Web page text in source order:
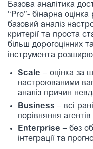
Базова аналітика
“Pro”- бінарна
базовий аналіз
критерії та проста
більш дорогоцінних
інструмента
Scale – оцінка за
настроюваними
аналіз причин
Business – всі
порівняння
Enterprise – без
інтеграції та